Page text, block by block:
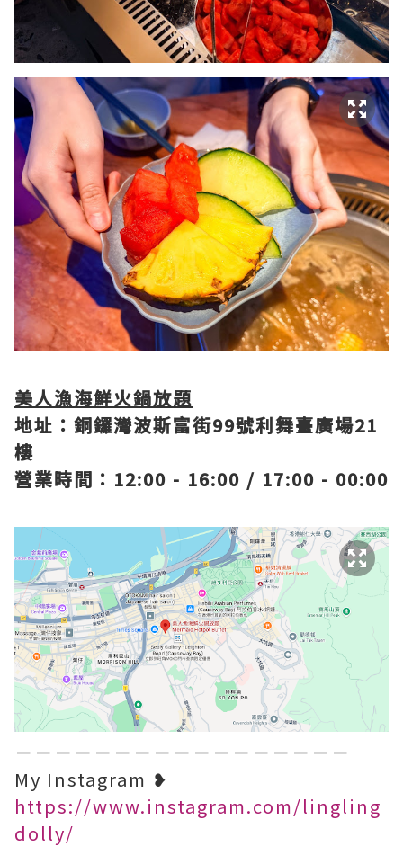
美人漁海鮮火鍋放題
地址：銅鑼灣波斯富街99號利舞臺廣場21
樓
營業時間：12:00 - 16:00 / 17:00 - 00:00
－－－－－－－－－－－－－－－－－
My Instagram ❥
https://www.instagram.com/lingling
dolly/